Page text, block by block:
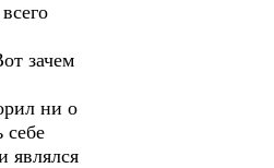
зачем
ни о
себе
являлся